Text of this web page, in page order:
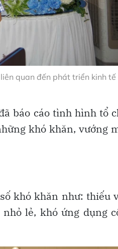
quan đến phát triển kinh
báo cáo tình hình tổ
khó khăn, vướng
khó khăn như: thiếu
lẻ, khó ứng dụng